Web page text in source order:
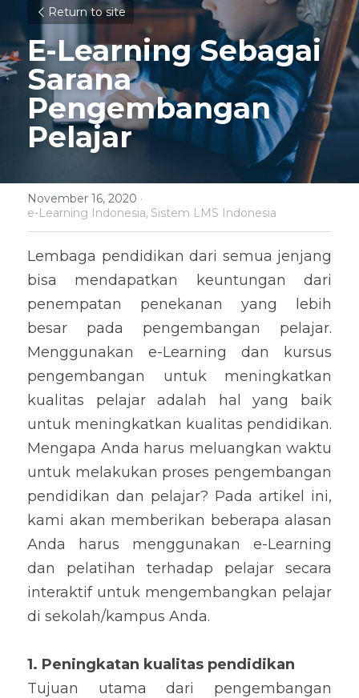
Return to site
E-Learning Sebagai
Sarana
Pengembangan
Pelajar
November 16, 2020 ·
e-Learning Indonesia, Sistem LMS Indonesia
Lembaga pendidikan dari semua jenjang
bisa mendapatkan keuntungan dari
penempatan penekanan yang lebih
besar pada pengembangan pelajar.
Menggunakan e-Learning dan kursus
pengembangan untuk meningkatkan
kualitas pelajar adalah hal yang baik
untuk meningkatkan kualitas pendidikan.
Mengapa Anda harus meluangkan waktu
untuk melakukan proses pengembangan
pendidikan dan pelajar? Pada artikel ini,
kami akan memberikan beberapa alasan
Anda harus menggunakan e-Learning
dan pelatihan terhadap pelajar secara
interaktif untuk mengembangkan pelajar
di sekolah/kampus Anda.
1. Peningkatan kualitas pendidikan
Tujuan utama dari pengembangan